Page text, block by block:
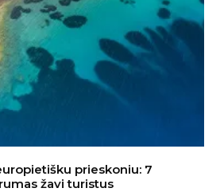
prieskoniu: 7
žavi turistus